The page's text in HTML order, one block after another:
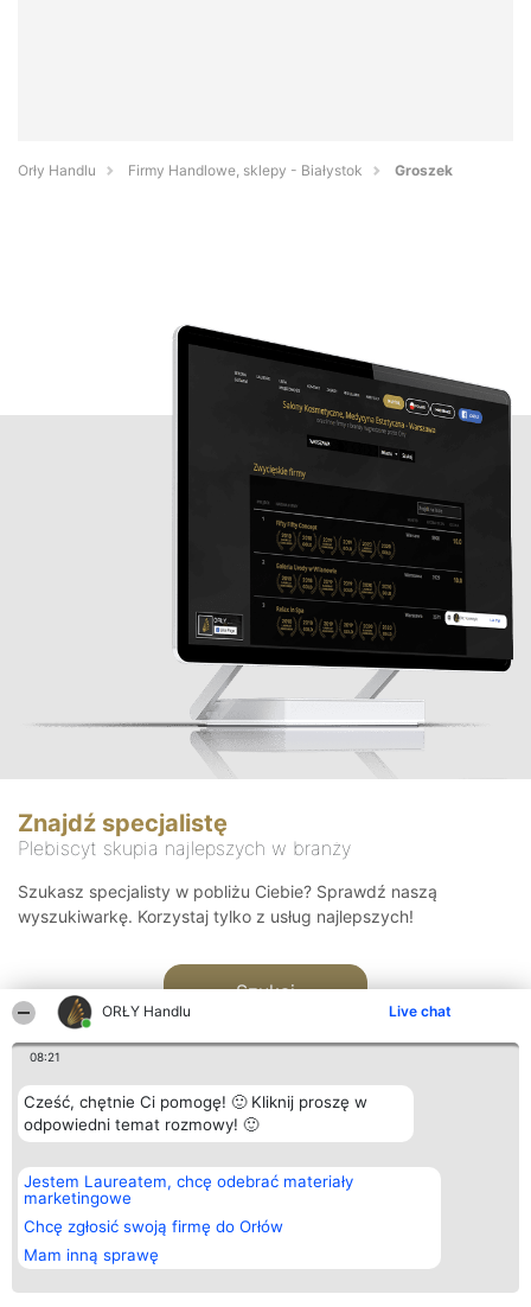
ORŁY Handlu Live chat
08:21
Cześć, chętnie Ci pomogę! 🙂 Kliknij proszę w
odpowiedni temat rozmowy! 🙂
Jestem Laureatem, chcę odebrać materiały
marketingowe
Chcę zgłosić swoją firmę do Orłów
Mam inną sprawę
Orły Handlu Firmy Handlowe, sklepy - Białystok Groszek
Znajdź specjalistę
Plebiscyt skupia najlepszych w branży
Szukasz specjalisty w pobliżu Ciebie? Sprawdź naszą
wyszukiwarkę. Korzystaj tylko z usług najlepszych!
Szukaj
Organizator plebiscytu
Bright Side Solutions sp. z o.
o. sp. k.
ul. Ruska 22
Wrocław 50-079
KRS 0000749100 | Regon
381313360 | NIP 8943132676
Plebiscyt
Laureaci
wszystkich
Laureatów
Regulamin
Kontakt
Kontakt